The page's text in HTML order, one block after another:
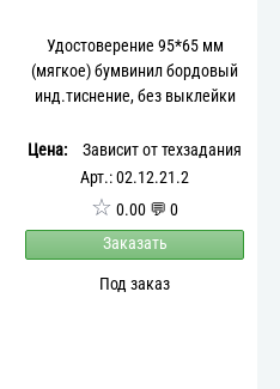
Удостоверение 95*65 мм
(мягкое) бумвинил бордовый
инд.тиснение, без выклейки
Цена:
Зависит от техзадания
Арт.: 02.12.21.2
☆ 0.00 💬 0
Заказать
Под заказ